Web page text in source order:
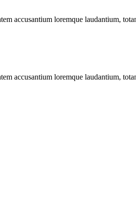
accusantium loremque laudantium,
accusantium loremque laudantium,